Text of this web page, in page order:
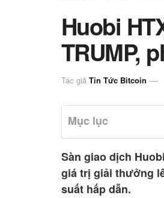
Huobi
TRUMP,
Tác giả Tin Tức Bitcoin
Mục lục
Sàn giao dịch
giá trị giải thưởng
suất hấp dẫn.